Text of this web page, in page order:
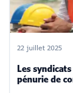
22 juillet 2025
Les
pénurie de